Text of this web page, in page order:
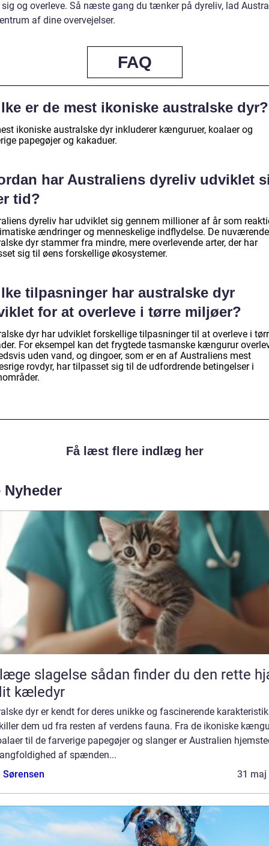
og overleve. Så næste gang du tænker på dyreliv, lad
af dine overvejelser.
FAQ
er de mest ikoniske australske dyr?
ikoniske australske dyr inkluderer kænguruer, koalaer og
papegøjer og kakaduer.
har Australiens dyreliv udviklet
tid?
dyreliv har udviklet sig gennem millioner af år som
ændringer og menneskelige indflydelse. De nuværende
dyr stammer fra mindre, mere overlevende arter, der har
sig til øens forskellige økosystemer.
tilpasninger har australske dyr
for at overleve i tørre miljøer?
dyr har udviklet forskellige tilpasninger til at overleve i
For eksempel kan det frygtede tasmanske kængurur
uden vand, og dingoer, som er en af Australiens mest
rovdyr, har tilpasset sig til de udfordrende betingelser i
Få læst flere indlæg her
Nyheder
sådan finder du den rette hjælp
kæledyr
dyr er kendt for deres unikke og fascinerende
dem ud fra resten af verdens fauna. Fra de ikoniske
til de farverige papegøjer og slanger er Australien
af spænden...
Sørensen
31 maj